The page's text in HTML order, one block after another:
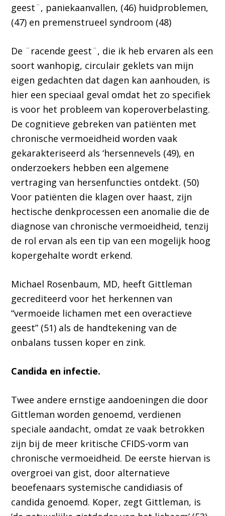
geest¨, paniekaanvallen, (46) huidproblemen,
(47) en premenstrueel syndroom (48)
De ¨racende geest¨, die ik heb ervaren als een
soort wanhopig, circulair geklets van mijn
eigen gedachten dat dagen kan aanhouden, is
hier een speciaal geval omdat het zo specifiek
is voor het probleem van koperoverbelasting.
De cognitieve gebreken van patiënten met
chronische vermoeidheid worden vaak
gekarakteriseerd als ‘hersennevels (49), en
onderzoekers hebben een algemene
vertraging van hersenfuncties ontdekt. (50)
Voor patiënten die klagen over haast, zijn
hectische denkprocessen een anomalie die de
diagnose van chronische vermoeidheid, tenzij
de rol ervan als een tip van een mogelijk hoog
kopergehalte wordt erkend.
Michael Rosenbaum, MD, heeft Gittleman
gecrediteerd voor het herkennen van
“vermoeide lichamen met een overactieve
geest” (51) als de handtekening van de
onbalans tussen koper en zink.
Candida en infectie.
Twee andere ernstige aandoeningen die door
Gittleman worden genoemd, verdienen
speciale aandacht, omdat ze vaak betrokken
zijn bij de meer kritische CFIDS-vorm van
chronische vermoeidheid. De eerste hiervan is
overgroei van gist, door alternatieve
beoefenaars systemische candidiasis of
candida genoemd. Koper, zegt Gittleman, is